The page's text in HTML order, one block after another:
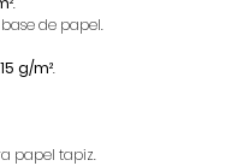
de papel.
g/m².
papel tapiz.